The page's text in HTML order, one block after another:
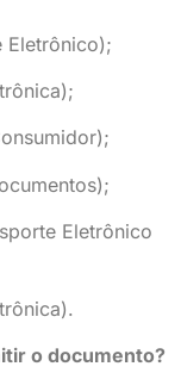
Eletrônico);
Eletrônico
o documento?